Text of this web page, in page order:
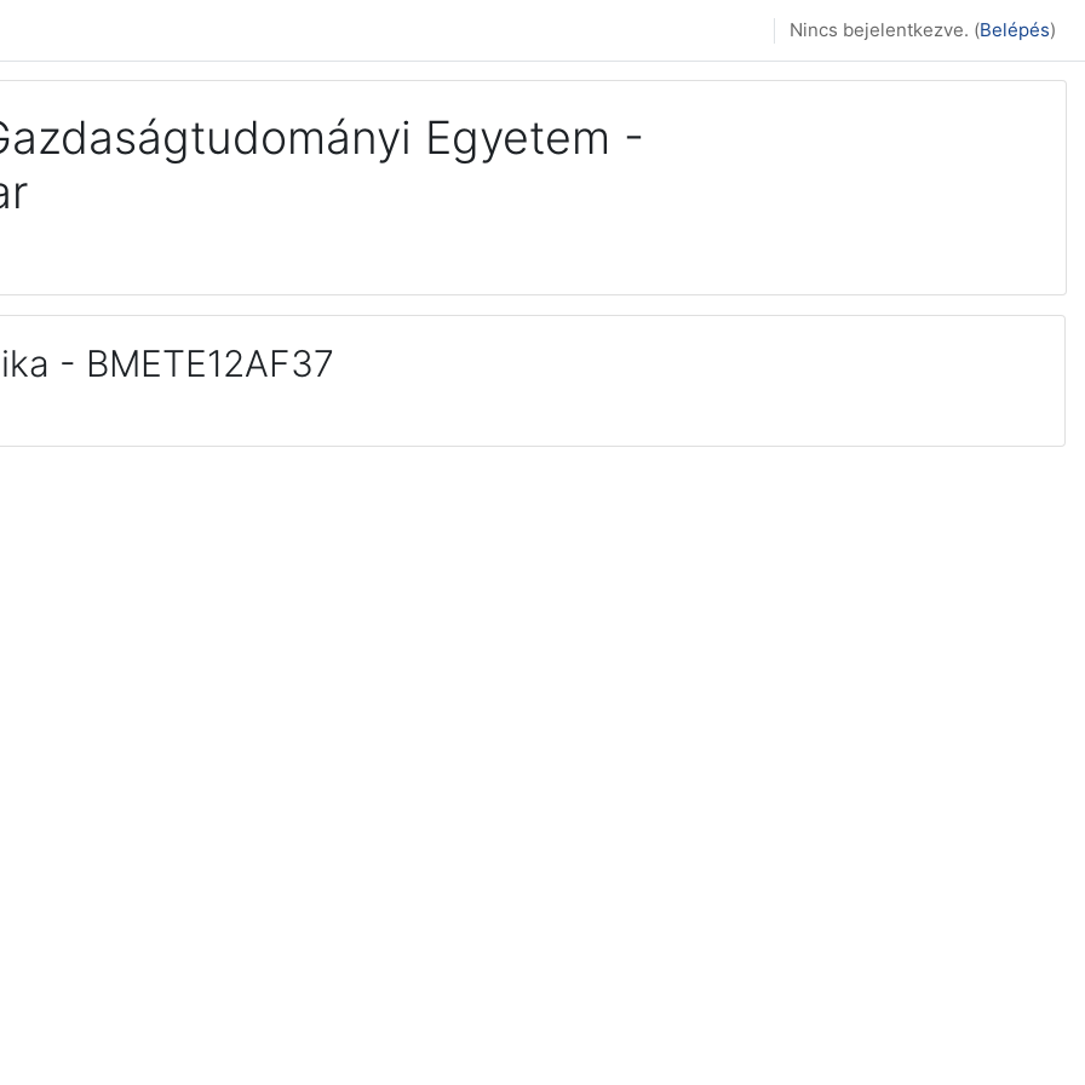
Nincs bejelentkezve. (Belépés)
Egyetem -
- BMETE12AF37